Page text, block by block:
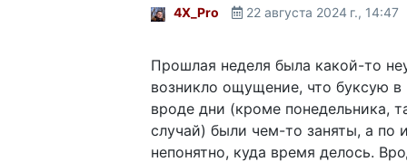
4X_Pro 22 августа 2024 г., 14:47
Прошлая неделя была какой-то
возникло ощущение, что буксую в
вроде дни (кроме понедельника,
случай) были чем-то заняты, а по
непонятно, куда время делось.